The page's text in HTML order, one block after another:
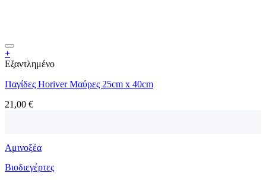
+
Εξαντλημένο
Παγίδες Horiver Μαύρες 25cm x 40cm
21,00 €
Αμινοξέα
Βιοδιεγέρτες